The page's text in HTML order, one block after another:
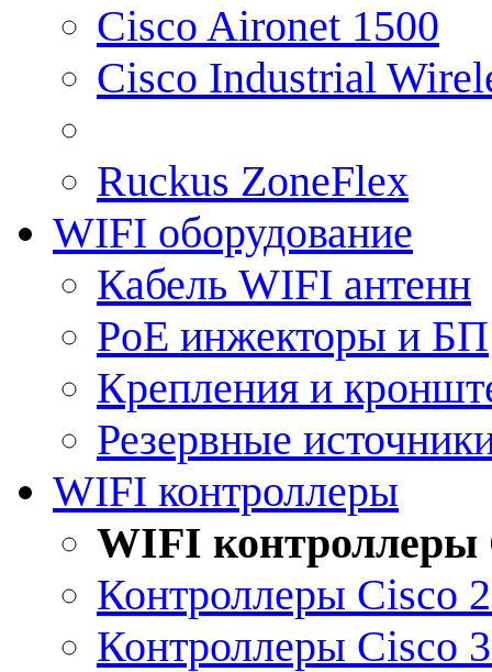
Cisco Aironet 1500
Cisco Industrial
Ruckus ZoneFlex
WIFI оборудование
Кабель WIFI антенн
PoE инжекторы и БП
Крепления и
Резервные
WIFI контроллеры
WIFI контроллеры
Контроллеры Cisco
Контроллеры Cisco